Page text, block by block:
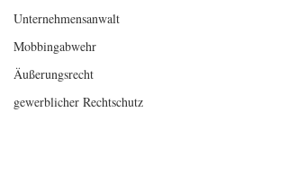
Unternehmensanwalt
Mobbingabwehr
Äußerungsrecht
gewerblicher Rechtschutz